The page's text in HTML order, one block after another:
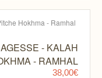
- KALAH
- RAMHAL
38,00€